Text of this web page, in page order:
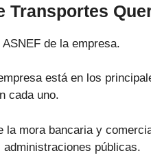
de la empresa.
está en los
cada uno.
mora bancaria y
públicas.